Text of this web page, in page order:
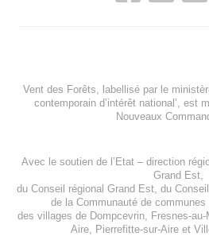
Vent des Forêts, labellisé par le
contemporain d’intérêt national’, est
Nouveaux
Avec le soutien de l’Etat – direction
Grand Est,
du Conseil régional Grand Est, du
de la Communauté de communes
des villages de Dompcevrin Fresnes-au-
Aire, Pierrefitte-sur-Aireet